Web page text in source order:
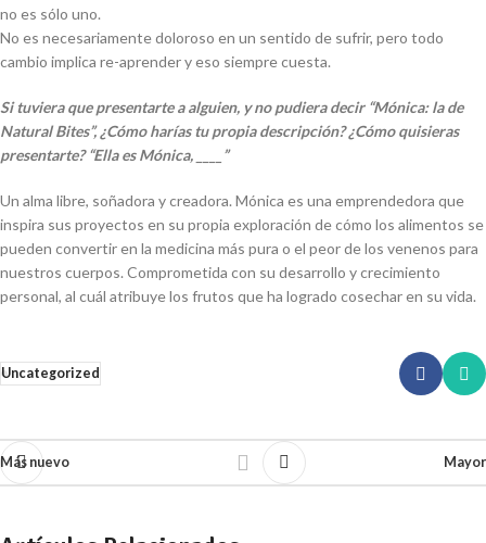
no es sólo uno.
No es necesariamente doloroso en un sentido de sufrir, pero todo
cambio implica re-aprender y eso siempre cuesta.
Si tuviera que presentarte a alguien, y no pudiera decir “Mónica: la de
Natural Bites”, ¿Cómo harías tu propia descripción? ¿Cómo quisieras
presentarte? “Ella es Mónica, ____”
Un alma libre, soñadora y creadora. Mónica es una emprendedora que
inspira sus proyectos en su propia exploración de cómo los alimentos se
pueden convertir en la medicina más pura o el peor de los venenos para
nuestros cuerpos. Comprometida con su desarrollo y crecimiento
personal, al cuál atribuye los frutos que ha logrado cosechar en su vida.
Uncategorized
Más nuevo Mayor